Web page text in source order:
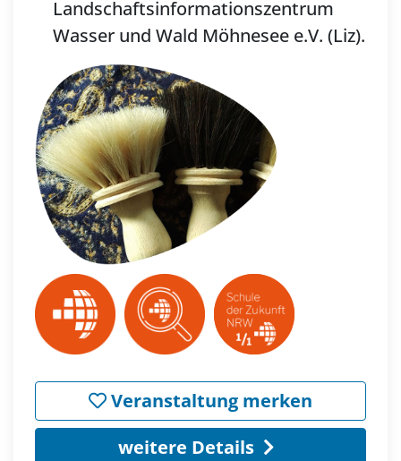
Landschaftsinformationszentrum
Wasser und Wald Möhnesee e.V. (Liz).
Veranstaltung merken
weitere Details